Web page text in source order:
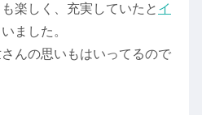
楽しく、充実していたと イ
ました。
んの思いもはいってるので